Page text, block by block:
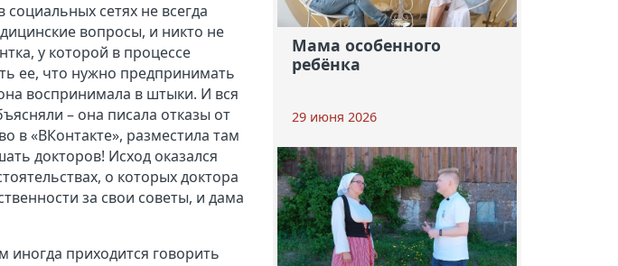
сетях не всегда
вопросы, и никто не
у которой в процессе
ее, что нужно предпринимать
воспринимала в штыки. И вся
– она писала отказы от
в «ВКонтакте», разместила там
докторов! Исход оказался
о которых доктора
за свои советы, и дама
иногда приходится говорить
Мама особенного
ребёнка
29 июня 2026